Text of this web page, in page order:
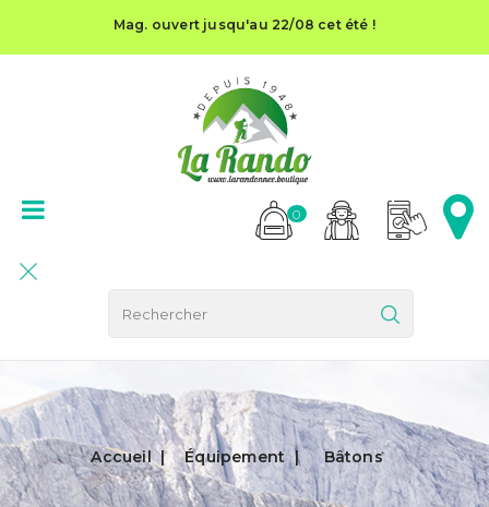
Mag. ouvert jusqu'au 22/08 cet été !
0
Accueil Équipement Bâtons